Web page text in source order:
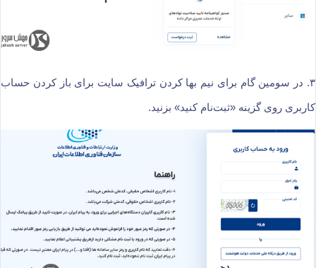
۳. در سومین گام برای نیم بها کردن ترافیک سایت برای باز کردن حساب
کاربری روی گزینه «ثبت‌نام کنید» بزنید.